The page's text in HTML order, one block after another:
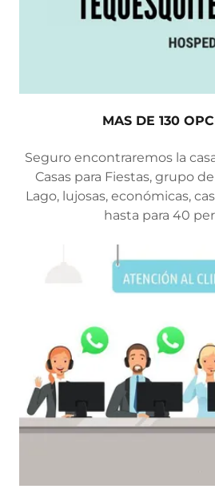
MAS DE 130
Seguro encontraremos la
Casas para Fiestas, grupo
Lago, lujosas, económicas,
hasta para 40